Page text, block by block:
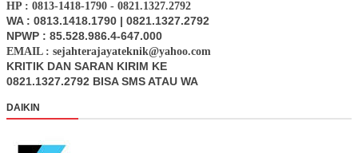
HP : 0813-1418-1790 - 0821.1327.2792
WA : 0813.1418.1790 | 0821.1327.2792
NPWP : 85.528.986.4-647.000
EMAIL : sejahterajayateknik@yahoo.com
KRITIK DAN SARAN KIRIM KE
0821.1327.2792 BISA SMS ATAU WA
DAIKIN